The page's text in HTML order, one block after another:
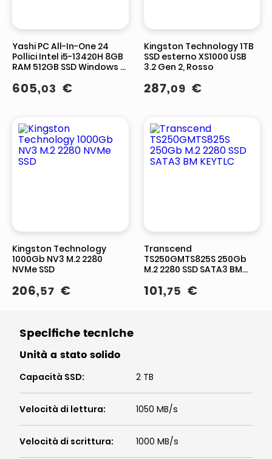
Yashi PC All-In-One 24
Pollici Intel i5-13420H 8GB
RAM 512GB SSD Windows 11
605,03 €
Kingston Technology 1TB
SSD esterno XS1000 USB
3.2 Gen 2, Rosso
287,09 €
Kingston Technology
1000Gb NV3 M.2 2280
NVMe SSD
206,57 €
Transcend
TS250GMTS825S 250Gb
M.2 2280 SSD SATA3 BM
101,75 €
Specifiche tecniche
Unità a stato solido
Capacità SSD: 2 TB
Velocità di lettura: 1050 MB/s
Velocità di scrittura: 1000 MB/s